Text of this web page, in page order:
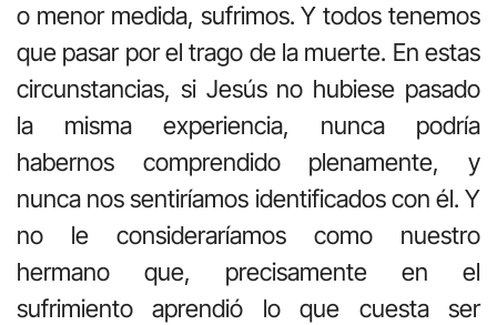
o menor medida, sufrimos. Y todos tenemos
que pasar por el trago de la muerte. En estas
circunstancias, si Jesús no hubiese pasado
la misma experiencia, nunca podría
habernos comprendido plenamente, y
nunca nos sentiríamos identificados con él. Y
no le consideraríamos como nuestro
hermano que, precisamente en el
sufrimiento aprendió lo que cuesta ser